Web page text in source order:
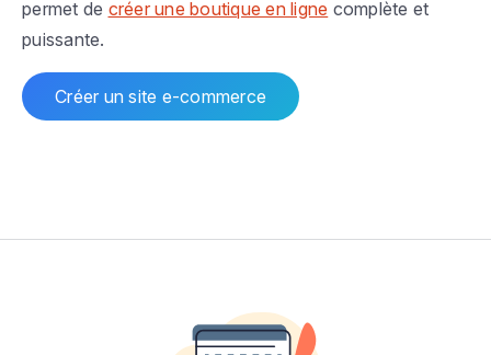
permet de créer une boutique en ligne complète et
puissante.
Créer un site e-commerce